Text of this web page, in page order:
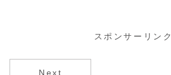
スポンサーリンク
Next